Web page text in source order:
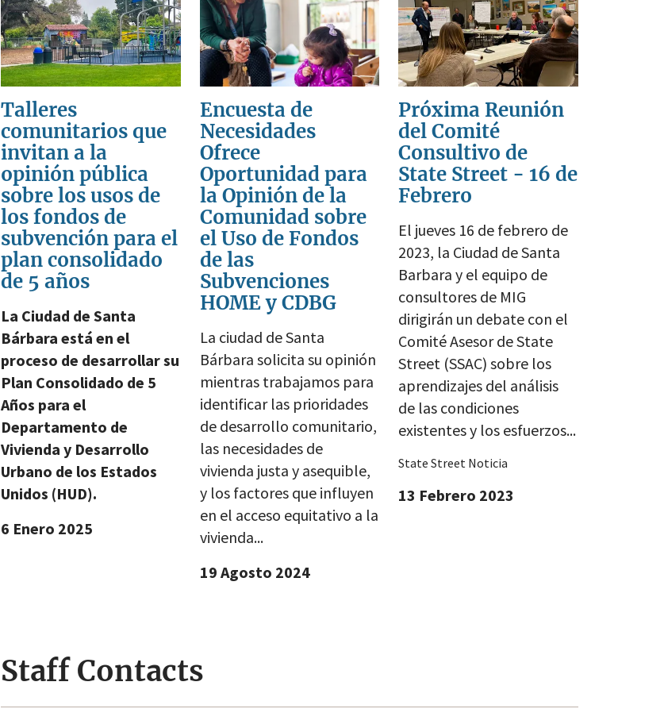
Talleres
comunitarios que
invitan a la
opinión pública
sobre los usos de
los fondos de
subvención para el
plan consolidado
de 5 años
La Ciudad de Santa
Bárbara está en el
proceso de desarrollar su
Plan Consolidado de 5
Años para el
Departamento de
Vivienda y Desarrollo
Urbano de los Estados
Unidos (HUD).
6 Enero 2025
Encuesta de
Necesidades
Ofrece
Oportunidad para
la Opinión de la
Comunidad sobre
el Uso de Fondos
de las
Subvenciones
HOME y CDBG
La ciudad de Santa
Bárbara solicita su opinión
mientras trabajamos para
identificar las prioridades
de desarrollo comunitario,
las necesidades de
vivienda justa y asequible,
y los factores que influyen
en el acceso equitativo a la
vivienda...
19 Agosto 2024
Próxima Reunión
del Comité
Consultivo de
State Street - 16 de
Febrero
El jueves 16 de febrero de
2023, la Ciudad de Santa
Barbara y el equipo de
consultores de MIG
dirigirán un debate con el
Comité Asesor de State
Street (SSAC) sobre los
aprendizajes del análisis
de las condiciones
existentes y los esfuerzos...
State Street Noticia
13 Febrero 2023
Staff Contacts